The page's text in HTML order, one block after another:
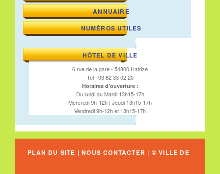
ANNUAIRE
NUMÉROS UTILES
HÔTEL DE VILLE
6 rue de la gare - 54800 Hatrize
Tel : 03 82 33 02 20
Horaires d'ouverture :
Du lundi au Mardi 13h15-17h
Mercredi 9h-12h | Jeudi 13h15-17h
Vendredi 9h-12h et 13h15-17h
PLAN DU SITE |NOUS CONTACTER | © VILLE DE